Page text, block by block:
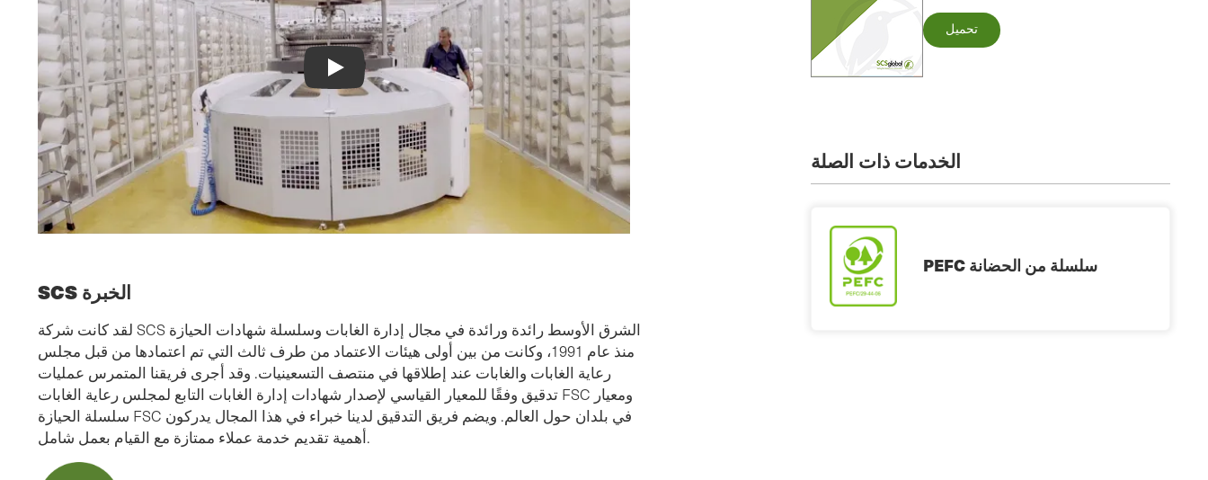
FSC® Chain of Custody Video
SCS الخبرة
لقد كانت شركة SCS الشرق الأوسط رائدة ورائدة في مجال إدارة الغابات وسلسلة شهادات الحيازة
منذ عام 1991، وكانت من بين أولى هيئات الاعتماد من طرف ثالث التي تم اعتمادها من قبل مجلس
رعاية الغابات والغابات عند إطلاقها في منتصف التسعينيات. وقد أجرى فريقنا المتمرس عمليات
تدقيق وفقًا للمعيار القياسي لإصدار شهادات إدارة الغابات التابع لمجلس رعاية الغابات FSC ومعيار
سلسلة الحيازة FSC في بلدان حول العالم. ويضم فريق التدقيق لدينا خبراء في هذا المجال يدركون
أهمية تقديم خدمة عملاء ممتازة مع القيام بعمل شامل.
تحميل
الخدمات ذات الصلة
PEFC سلسلة من الحضانة